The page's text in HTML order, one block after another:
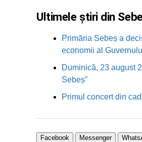
Ultimele știri din
Primăria Sebeș a
economii al
Duminică, 23 august
Sebeș”
Primul concert din
Facebook Messenger